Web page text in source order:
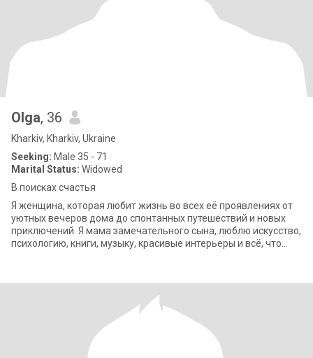
Olga, 36
Kharkiv, Kharkiv, Ukraine
Seeking: Male 35 - 71
Marital Status: Widowed
В поисках счастья
Я женщина, которая любит жизнь во всех её проявлениях от
уютных вечеров дома до спонтанных путешествий и новых
приключений. Я мама замечательного сына, люблю искусство,
психологию, книги, музыку, красивые интерьеры и всё, что